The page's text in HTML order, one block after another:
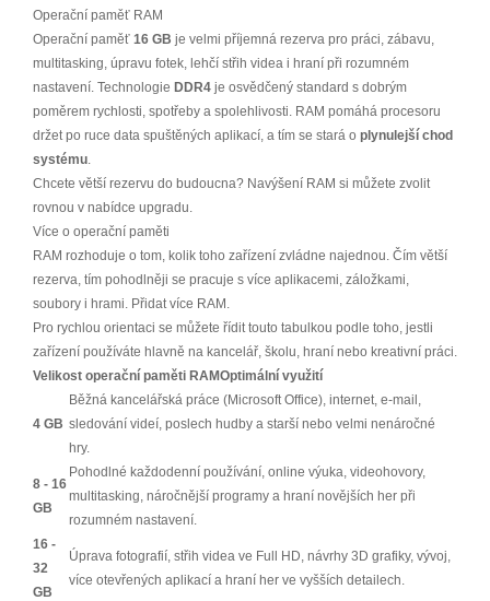
Operační paměť RAM
Operační paměť 16 GB je velmi příjemná rezerva pro práci, zábavu,
multitasking, úpravu fotek, lehčí střih videa i hraní při rozumném
nastavení. Technologie DDR4 je osvědčený standard s dobrým
poměrem rychlosti, spotřeby a spolehlivosti. RAM pomáhá procesoru
držet po ruce data spuštěných aplikací, a tím se stará o plynulejší chod
systému.
Chcete větší rezervu do budoucna? Navýšení RAM si můžete zvolit
rovnou v nabídce upgradu.
Více o operační paměti
RAM rozhoduje o tom, kolik toho zařízení zvládne najednou. Čím větší
rezerva, tím pohodlněji se pracuje s více aplikacemi, záložkami,
soubory i hrami. Přidat více RAM.
Pro rychlou orientaci se můžete řídit touto tabulkou podle toho, jestli
zařízení používáte hlavně na kancelář, školu, hraní nebo kreativní práci.
Velikost operační paměti RAMOptimální využití
4 GB
Běžná kancelářská práce (Microsoft Office), internet, e-mail,
sledování videí, poslech hudby a starší nebo velmi nenáročné
hry.
8 - 16
GB
Pohodlné každodenní používání, online výuka, videohovory,
multitasking, náročnější programy a hraní novějších her při
rozumném nastavení.
16 -
32
GB
Úprava fotografií, střih videa ve Full HD, návrhy 3D grafiky, vývoj,
více otevřených aplikací a hraní her ve vyšších detailech.